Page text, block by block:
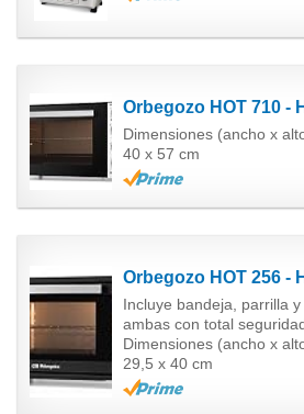
Dimensiones (ancho x
40 x 57 cm
Incluye bandeja, parrilla
ambas con total
Dimensiones (ancho x
29,5 x 40 cm